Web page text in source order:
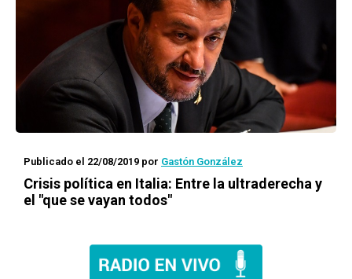
Publicado el 22/08/2019 por Gastón González
Crisis política en Italia: Entre la ultraderecha y
el "que se vayan todos"